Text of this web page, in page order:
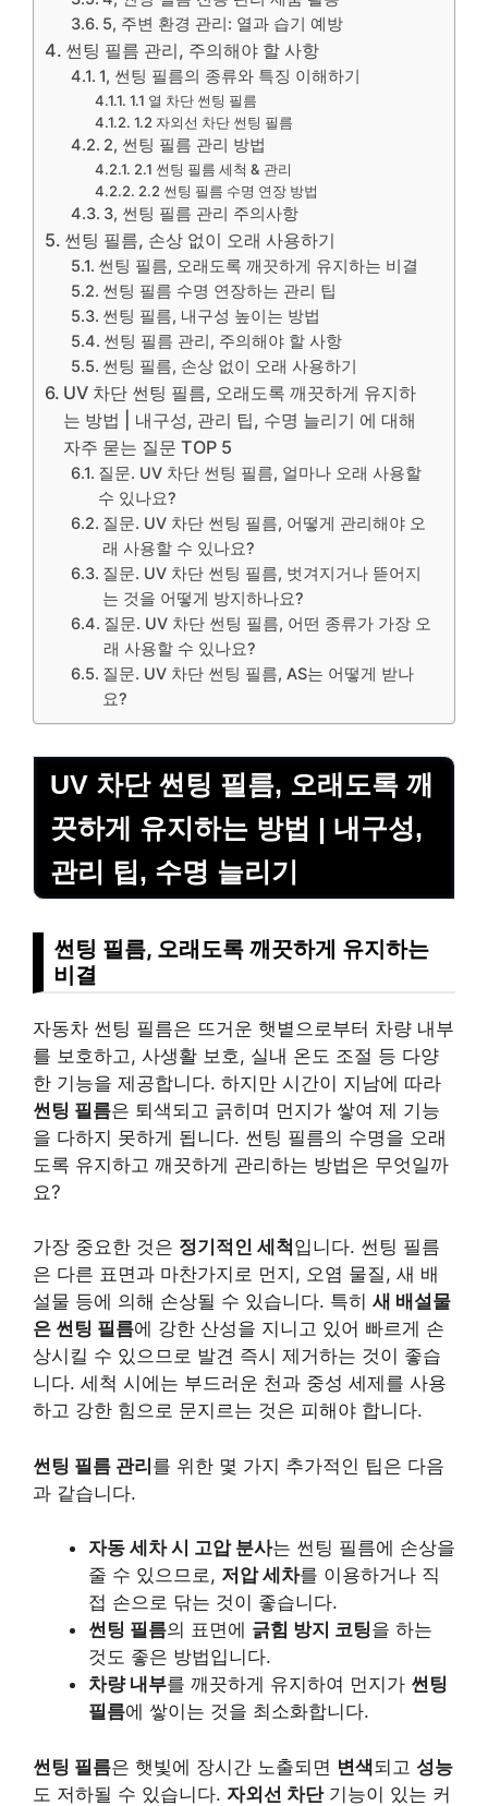
5, 주변 환경 관리: 열과 습기 예방
썬팅 필름 관리, 주의해야 할 사항
1, 썬팅 필름의 종류와 특징 이해하기
1.1 열 차단 썬팅 필름
1.2 자외선 차단 썬팅 필름
2, 썬팅 필름 관리 방법
2.1 썬팅 필름 세척 & 관리
2.2 썬팅 필름 수명 연장 방법
3, 썬팅 필름 관리 주의사항
썬팅 필름, 손상 없이 오래 사용하기
썬팅 필름, 오래도록 깨끗하게 유지하는 비결
썬팅 필름 수명 연장하는 관리 팁
썬팅 필름, 내구성 높이는 방법
썬팅 필름 관리, 주의해야 할 사항
썬팅 필름, 손상 없이 오래 사용하기
UV 차단 썬팅 필름, 오래도록 깨끗하게 유지하
는 방법 | 내구성, 관리 팁, 수명 늘리기 에 대해
자주 묻는 질문 TOP 5
질문. UV 차단 썬팅 필름, 얼마나 오래 사용할
수 있나요?
질문. UV 차단 썬팅 필름, 어떻게 관리해야 오
래 사용할 수 있나요?
질문. UV 차단 썬팅 필름, 벗겨지거나 뜯어지
는 것을 어떻게 방지하나요?
질문. UV 차단 썬팅 필름, 어떤 종류가 가장 오
래 사용할 수 있나요?
질문. UV 차단 썬팅 필름, AS는 어떻게 받나
요?
UV 차단 썬팅 필름, 오래도록 깨
끗하게 유지하는 방법 | 내구성,
관리 팁, 수명 늘리기
썬팅 필름, 오래도록 깨끗하게 유지하는
비결
자동차 썬팅 필름은 뜨거운 햇볕으로부터 차량 내부
를 보호하고, 사생활 보호, 실내 온도 조절 등 다양
한 기능을 제공합니다. 하지만 시간이 지남에 따라
썬팅 필름은 퇴색되고 긁히며 먼지가 쌓여 제 기능
을 다하지 못하게 됩니다. 썬팅 필름의 수명을 오래
도록 유지하고 깨끗하게 관리하는 방법은 무엇일까
요?
가장 중요한 것은 정기적인 세척 입니다. 썬팅 필름
은 다른 표면과 마찬가지로 먼지, 오염 물질, 새 배
설물 등에 의해 손상될 수 있습니다. 특히 새 배설물
은 썬팅 필름에 강한 산성을 지니고 있어 빠르게 손
상시킬 수 있으므로 발견 즉시 제거하는 것이 좋습
니다. 세척 시에는 부드러운 천과 중성 세제를 사용
하고 강한 힘으로 문지르는 것은 피해야 합니다.
썬팅 필름 관리를 위한 몇 가지 추가적인 팁은 다음
과 같습니다.
자동 세차 시 고압 분사는 썬팅 필름에 손상을
줄 수 있으므로, 저압 세차를 이용하거나 직
접 손으로 닦는 것이 좋습니다.
썬팅 필름의 표면에 긁힘 방지 코팅을 하는
것도 좋은 방법입니다.
차량 내부를 깨끗하게 유지하여 먼지가 썬팅
필름에 쌓이는 것을 최소화합니다.
썬팅 필름은 햇빛에 장시간 노출되면 변색되고 성능
도 저하될 수 있습니다. 자외선 차단기능이 있는 커